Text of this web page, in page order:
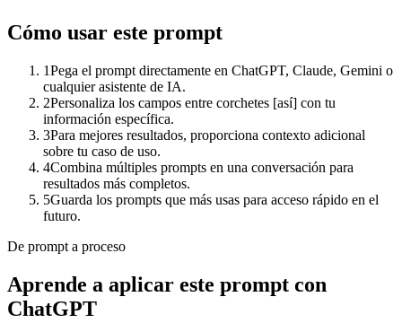
Cómo usar este prompt
1Pega el prompt directamente en ChatGPT, Claude, Gemini o
cualquier asistente de IA.
2Personaliza los campos entre corchetes [así] con tu
información específica.
3Para mejores resultados, proporciona contexto adicional
sobre tu caso de uso.
4Combina múltiples prompts en una conversación para
resultados más completos.
5Guarda los prompts que más usas para acceso rápido en el
futuro.
De prompt a proceso
Aprende a aplicar este prompt con
ChatGPT